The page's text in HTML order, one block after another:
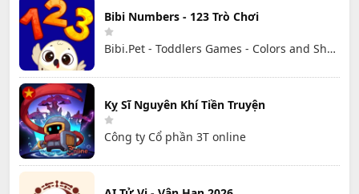
Bibi Numbers - 123 Trò Chơi
Bibi.Pet - Toddlers Games - Colors and Shapes
Kỵ Sĩ Nguyên Khí Tiền Truyện
Công ty Cổ phần 3T online